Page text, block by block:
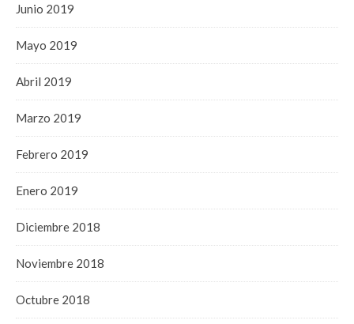
Junio 2019
Mayo 2019
Abril 2019
Marzo 2019
Febrero 2019
Enero 2019
Diciembre 2018
Noviembre 2018
Octubre 2018